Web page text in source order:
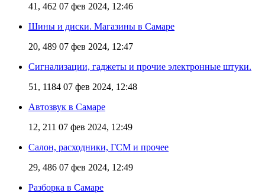
41, 462 07 фев 2024, 12:46
Шины и диски. Магазины в Самаре
20, 489 07 фев 2024, 12:47
Сигнализации, гаджеты и прочие электронные штуки.
51, 1184 07 фев 2024, 12:48
Автозвук в Самаре
12, 211 07 фев 2024, 12:49
Салон, расходники, ГСМ и прочее
29, 486 07 фев 2024, 12:49
Разборка в Самаре